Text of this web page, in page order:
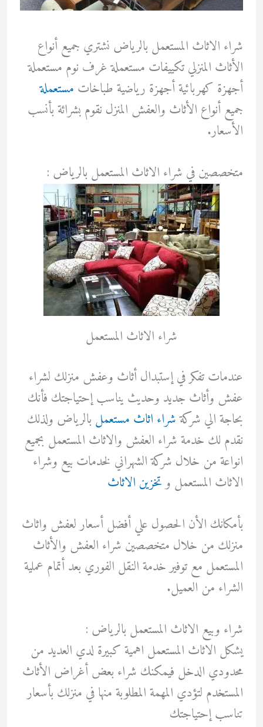
شراء الاثاث المستعمل بالرياض نشتري جميع أنواع
الأثاث المنزلي تكييفات مستعملة غرف نوم مستعملة
أجهزة كهربائية أجهزة رياضية طباخات مستعملة
جميع أنواع الأثاث والعفش المنزل نقوم بشرائة بأنسب
الأسعار.
متخصصين في شراء الاثاث المستعمل بالرياض :
شراء الاثاث المستعمل
عندمات تفكر في إستبدال أثاث وعفش منزلك لشراء
عفش وأثاث جديد وحديث يناسب إحتياجتك فأنك
بحاجة الي شركةشراء اثاث مستعمل بالرياض ولذلك
نقدم لك خدمة شراء العفش والاثاث المستعمل بجميع
انواعة من خلال شركة الشهراني لخدمات بيع وشراء
الاثاث المستعمل وتخزين الاثاث
بأمكانك الأن الحصول علي أفضل أسعار لعفش واثاث
منزلك من خلال متخصصين شراء العفش والأثاث
المستعمل مع توفير خدمة النقل الفوري بعد أتمام عملية
الشراء من العميل.
شراء وبيع الاثاث المستعمل بالرياض :
يشكل الاثاث المستعمل اهمية كبيرة لدي العديد من
محدودي الدخل فيمكنك شراء بعض أغراض الأثاث
المستخدم لتؤدي المهمة المطلوبة منها في منزلك بأسعار
تناسب إحتياجتك